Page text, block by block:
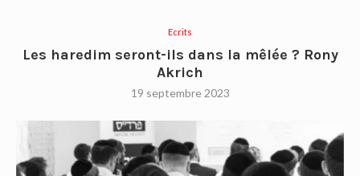
Ecrits
Les haredim seront-ils dans la mêlée ? Rony
Akrich
19 septembre 2023